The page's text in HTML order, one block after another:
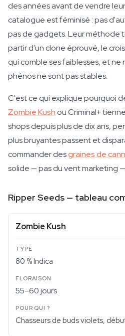
des années avant de vendre
catalogue est féminisé : pas
pas de gadgets. Leur méthode
partir d'un clone éprouvé, le
qui comble ses faiblesses, et ne
phénos ne sont pas stables.
C'est ce qui explique pourquoi
Zombie Kush ou Criminal+
shops depuis plus de dix ans,
plus bruyantes passent et
commander desgraines de
solide — pas du vent marketing
Ripper Seeds — tableau
Zombie Kush
80 % Indica
55–60 jours
Chasseurs de buds violets,